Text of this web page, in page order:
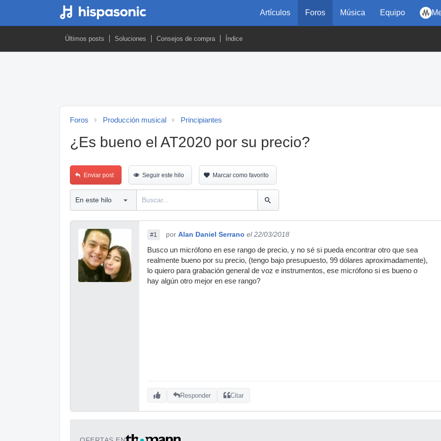
Artículos Foros Música Equipo
Últimos posts Soluciones Consejos de compra Índice
Foros Producción musical Principiantes
¿Es bueno el AT2020 por su precio?
Enviar post Seguir este hilo Marcar como favorito
#1 por Alan Daniel Serrano el 22/03/2018
Busco un micrófono en ese rango de precio, y no sé si pueda encontrar otro que sea
realmente bueno por su precio, (tengo bajo presupuesto, 99 dólares aproximadamente),
lo quiero para grabación general de voz e instrumentos, ese micrófono si es bueno o
hay algún otro mejor en ese rango?
Responder Citar